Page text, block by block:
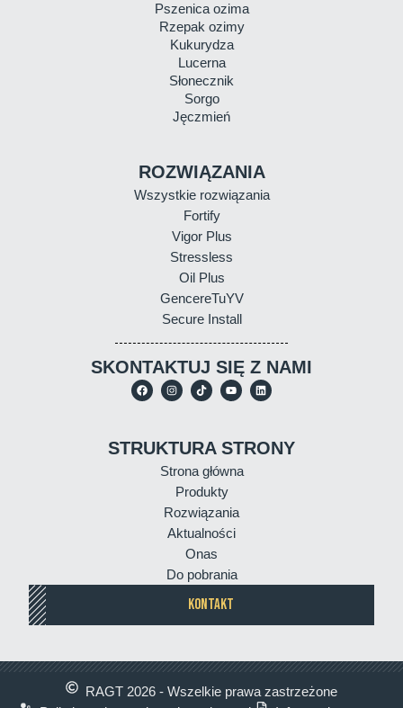
Pszenica ozima
Rzepak ozimy
Kukurydza
Lucerna
Słonecznik
Sorgo
Jęczmień
ROZWIĄZANIA
Wszystkie rozwiązania
Fortify
Vigor Plus
Stressless
Oil Plus
GencereTuYV
Secure Install
SKONTAKTUJ SIĘ Z NAMI
STRUKTURA STRONY
Strona główna
Produkty
Rozwiązania
Aktualności
Onas
Do pobrania
KONTAKT
RAGT 2026 - Wszelkie prawa zastrzeżone